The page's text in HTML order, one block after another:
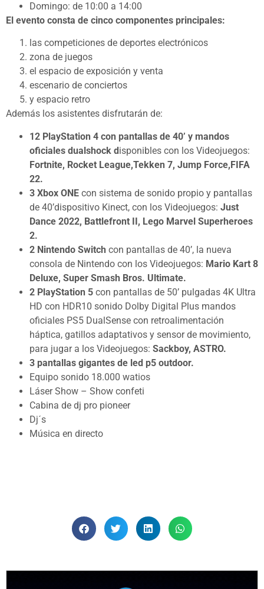
Domingo: de 10:00 a 14:00
El evento consta de cinco componentes principales:
las competiciones de deportes electrónicos
zona de juegos
el espacio de exposición y venta
escenario de conciertos
y espacio retro
Además los asistentes disfrutarán de:
12 PlayStation 4 con pantallas de 40’ y mandos
oficiales dualshock disponibles con los Videojuegos:
Fortnite, Rocket League,Tekken 7, Jump Force,FIFA
22.
3 Xbox ONE con sistema de sonido propio y pantallas
de 40’dispositivo Kinect, con los Videojuegos: Just
Dance 2022, Battlefront II, Lego Marvel Superheroes
2.
2 Nintendo Switch con pantallas de 40’, la nueva
consola de Nintendo con los Videojuegos: Mario Kart 8
Deluxe, Super Smash Bros. Ultimate.
2 PlayStation 5 con pantallas de 50’ pulgadas 4K Ultra
HD con HDR10 sonido Dolby Digital Plus mandos
oficiales PS5 DualSense con retroalimentación
háptica, gatillos adaptativos y sensor de movimiento,
para jugar a los Videojuegos: Sackboy, ASTRO.
3 pantallas gigantes de led p5 outdoor.
Equipo sonido 18.000 watios
Láser Show – Show confeti
Cabina de dj pro pioneer
Dj´s
Música en directo